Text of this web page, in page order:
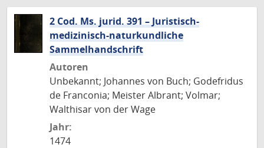
2 Cod. Ms. jurid. 391 – Juristisch-
medizinisch-naturkundliche
Sammelhandschrift
Autoren
Unbekannt; Johannes von Buch; Godefridus
de Franconia; Meister Albrant; Volmar;
Walthisar von der Wage
Jahr:
1474